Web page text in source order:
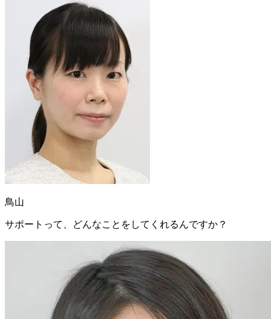
鳥山
サポートって、どんなことをしてくれるんですか？